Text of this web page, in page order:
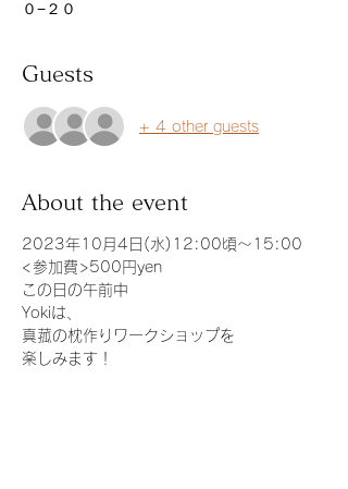
０−２０
Guests
+ 4 other guests
About the event
2023年10月4日(水)12:00頃〜15:00
<参加費>500円yen
この日の午前中
Yokiは、
真菰の枕作りワークショップを
楽しみます！